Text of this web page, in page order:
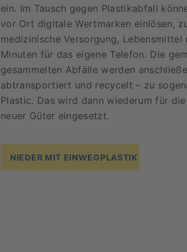
ein. Im Tausch gegen Plastikabfall
vor Ort digitale Wertmarken einlösen,
medizinische Versorgung,
Minuten für das eigene Telefon. Die
gesammelten Abfälle werden
abtransportiert und recycelt – zu
Plastic. Das wird dann wiederum für
neuer Güter eingesetzt.
NIEDER MIT EINWEGPLASTIK